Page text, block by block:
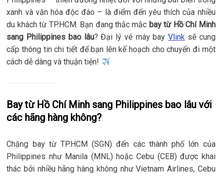
xanh và văn hóa độc đáo – là điểm đến yêu thích của nhiều
du khách từ TP.HCM. Bạn đang thắc mắc bay từ Hồ Chí Minh
sang Philippines bao lâu? Đại lý vé máy bayVlink sẽ cung
cấp thông tin chi tiết để bạn lên kế hoạch cho chuyến đi một
cách dễ dàng và thuận tiện!
Bay từ Hồ Chí Minh sang Philippines bao lâu với
các hãng hàng không?
Chặng bay từ TP.HCM (SGN) đến các thành phố lớn của
Philippines như Manila (MNL) hoặc Cebu (CEB) được khai
thác bởi nhiều hãng hàng không như Vietnam Airlines, Cebu